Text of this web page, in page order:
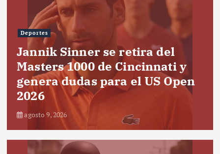
Deportes
Jannik Sinner se retira del
Masters 1000 de Cincinnati y
genera dudas para el US Open
2026
agosto 9, 2026